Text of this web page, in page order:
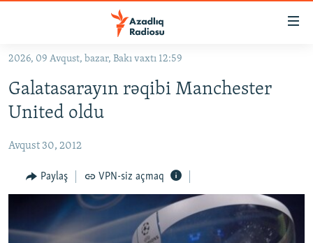
Əsas
qayıt
Əsas
qayıt
#ƏSLINDƏ
FƏRQƏ BAX
QANUNI DOĞRU
ARAŞDIRMA
2026, 09 Avqust, bazar, Bakı vaxtı 12:59
Galatasarayın rəqibi Manchester
United oldu
Avqust 30, 2012
Paylaş VPN-siz açmaq